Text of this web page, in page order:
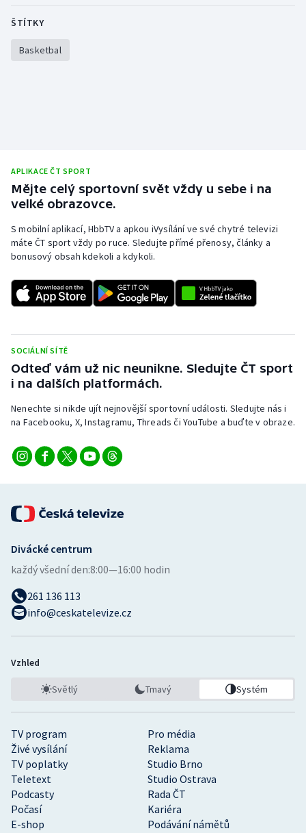
ŠTÍTKY
Basketbal
APLIKACE ČT SPORT
Mějte celý sportovní svět vždy u sebe i na
velké obrazovce.
S mobilní aplikací, HbbTV a apkou iVysílání ve své chytré televizi
máte ČT sport vždy po ruce. Sledujte přímé přenosy, články a
bonusový obsah kdekoli a kdykoli.
SOCIÁLNÍ SÍTĚ
Odteď vám už nic neunikne. Sledujte ČT sport
i na dalších platformách.
Nenechte si nikde ujít nejnovější sportovní události. Sledujte nás i
na Facebooku, X, Instagramu, Threads či YouTube a buďte v obraze.
TV program
Pro média
Živé vysílání
Reklama
TV poplatky
Studio Brno
Teletext
Studio Ostrava
Podcasty
Rada ČT
Počasí
Kariéra
E-shop
Podávání námětů
Divácké centrum
každý všední den:8:00—16:00 hodin
261 136 113
info@ceskatelevize.cz
Vzhled
Světlý Tmavý Systém